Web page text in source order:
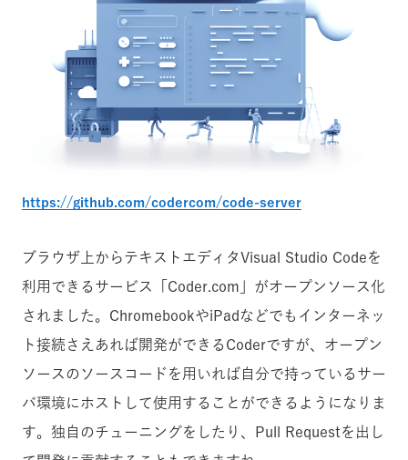
https://github.com/codercom/code-server
ブラウザ上からテキストエディタVisual Studio Codeを
利用できるサービス「Coder.com」がオープンソース化
されました。ChromebookやiPadなどでもインターネッ
ト接続さえあれば開発ができるCoderですが、オープン
ソースのソースコードを用いれば自分で持っているサー
バ環境にホストして使用することができるようになりま
す。独自のチューニングをしたり、Pull Requestを出し